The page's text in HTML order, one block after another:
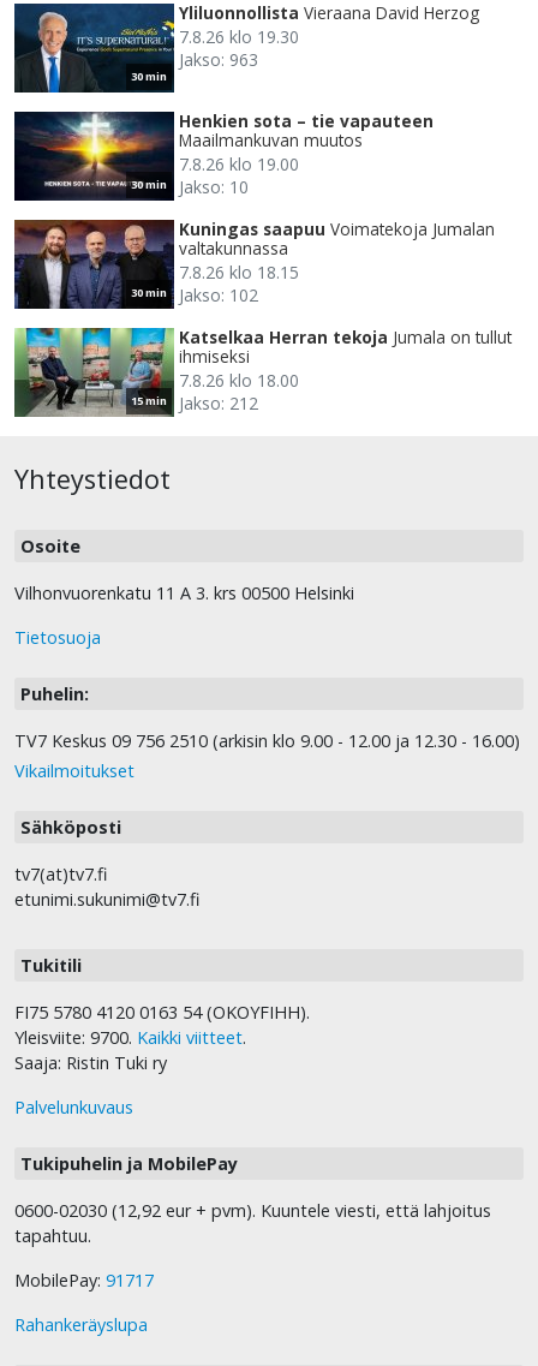
30 min
Yliluonnollista Vieraana David Herzog
7.8.26 klo 19.30
Jakso: 963
30 min
Henkien sota – tie vapauteen
Maailmankuvan muutos
7.8.26 klo 19.00
Jakso: 10
30 min
Kuningas saapuu Voimatekoja Jumalan
valtakunnassa
7.8.26 klo 18.15
Jakso: 102
15 min
Katselkaa Herran tekoja Jumala on tullut
ihmiseksi
7.8.26 klo 18.00
Jakso: 212
Yhteystiedot
Osoite
Vilhonvuorenkatu 11 A 3. krs 00500 Helsinki
Tietosuoja
Puhelin:
TV7 Keskus 09 756 2510 (arkisin klo 9.00 - 12.00 ja 12.30 - 16.00)
Vikailmoitukset
Sähköposti
tv7(at)tv7.fi
etunimi.sukunimi@tv7.fi
Tukitili
FI75 5780 4120 0163 54 (OKOYFIHH).
Yleisviite: 9700. Kaikki viitteet.
Saaja: Ristin Tuki ry
Palvelunkuvaus
Tukipuhelin ja MobilePay
0600-02030 (12,92 eur + pvm). Kuuntele viesti, että lahjoitus
tapahtuu.
MobilePay: 91717
Rahankeräyslupa